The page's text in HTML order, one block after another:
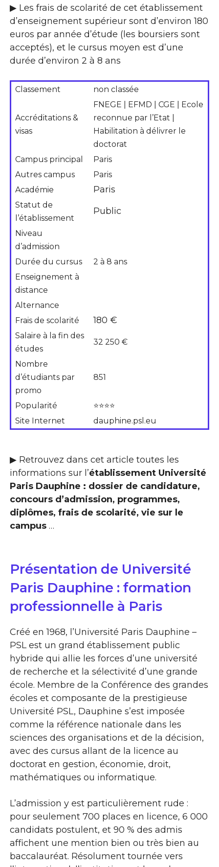
▶ Les frais de scolarité de cet établissement
d’enseignement supérieur sont d’environ 180
euros par année d’étude (les boursiers sont
acceptés), et le cursus moyen est d’une
durée d’environ 2 à 8 ans
Classement non classée
Accréditations &
visas
FNEGE | EFMD | CGE | Ecole
reconnue par l’Etat |
Habilitation à délivrer le
doctorat
Campus principal
Paris
Autres campus
Paris
Académie
Paris
Statut de
l’établissement
Public
Niveau
d’admission
Durée du cursus
2 à 8 ans
Enseignement à
distance
Alternance
Frais de scolarité
180 €
Salaire à la fin des
études
32 250 €
Nombre
d’étudiants par
promo
851
Popularité
⭐⭐⭐⭐
Site Internet
dauphine.psl.eu
▶ Retrouvez dans cet article toutes les
informations sur l’établissement Université
Paris Dauphine : dossier de candidature,
concours d’admission, programmes,
diplômes, frais de scolarité, vie sur le
campus …
Présentation de Université
Paris Dauphine : formation
professionnelle à Paris
Créé en 1968, l’Université Paris Dauphine –
PSL est un grand établissement public
hybride qui allie les forces d’une université
de recherche et la sélectivité d’une grande
école. Membre de la Conférence des grandes
écoles et composante de la prestigieuse
Université PSL, Dauphine s’est imposée
comme la référence nationale dans les
sciences des organisations et de la décision,
avec des cursus allant de la licence au
doctorat en gestion, économie, droit,
mathématiques ou informatique.
L’admission y est particulièrement rude :
pour seulement 700 places en licence, 6 000
candidats postulent, et 90 % des admis
affichent une mention bien ou très bien au
baccalauréat. Résolument tournée vers